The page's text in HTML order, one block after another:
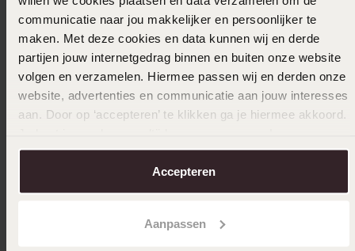
communicatie naar jou makkelijker en persoonlijker te
maken. Met deze cookies en data kunnen wij en derde
partijen jouw internetgedrag binnen en buiten onze website
volgen en verzamelen. Hiermee passen wij en derden onze
website, advertenties en communicatie aan jouw interesses
aan. Door op ‘accepteren’ te klikken ga je hiermee akkoord.
over in onscookiebeleid.
Accepteren
Aanpassen